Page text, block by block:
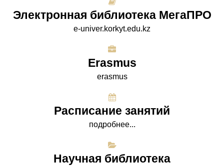
Электронная библиотека МегаПРО
e-univer.korkyt.edu.kz
Erasmus
erasmus
Расписание занятий
подробнее...
Научная библиотека